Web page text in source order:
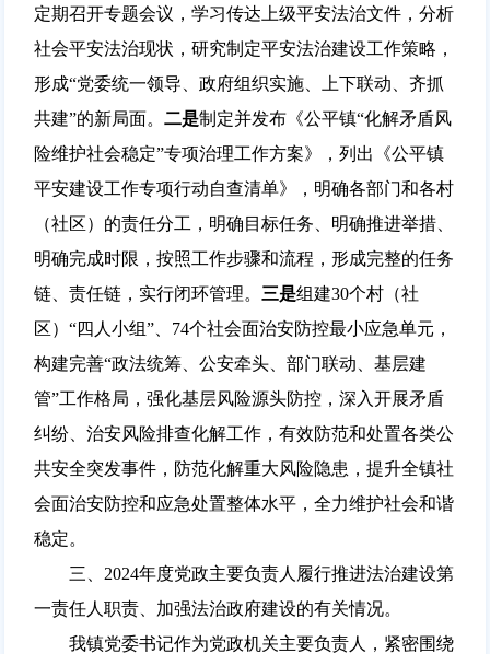
定期召开专题会议，学习传达上级平安法治文件，分析
社会平安法治现状，研究制定平安法治建设工作策略，
形成“党委统一领导、政府组织实施、上下联动、齐抓
共建”的新局面。 二是制定并发布《公平镇“化解矛盾风
险维护社会稳定”专项治理工作方案》，列出《公平镇
平安建设工作专项行动自查清单》，明确各部门和各村
（社区）的责任分工，明确目标任务、明确推进举措、
明确完成时限，按照工作步骤和流程，形成完整的任务
链、责任链，实行闭环管理。 三是组建30个村（社
区）“四人小组”、74个社会面治安防控最小应急单元，
构建完善“政法统筹、公安牵头、部门联动、基层建
管”工作格局，强化基层风险源头防控，深入开展矛盾
纠纷、治安风险排查化解工作，有效防范和处置各类公
共安全突发事件，防范化解重大风险隐患，提升全镇社
会面治安防控和应急处置整体水平，全力维护社会和谐
稳定。
三、2024年度党政主要负责人履行推进法治建设第
一责任人职责、加强法治政府建设的有关情况。
我镇党委书记作为党政机关主要负责人，紧密围绕